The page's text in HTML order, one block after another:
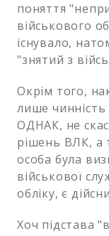
поняття
військового
існувало,
"знятий з
Окрім того,
лише
ОДНАК, не
рішень ВЛК, а
особа була
військової
обліку, є
Хоч підстава